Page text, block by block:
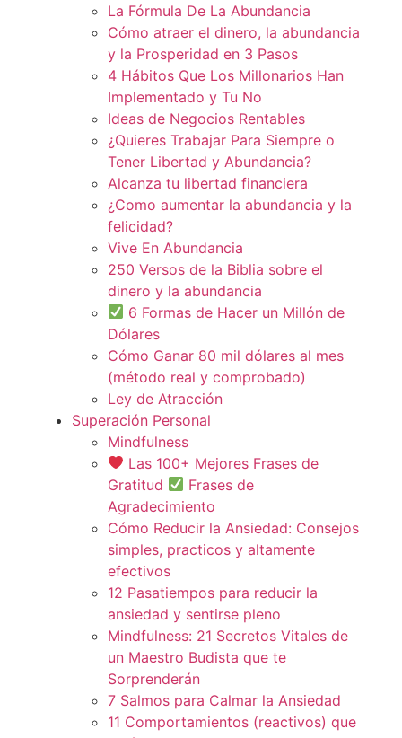
La Fórmula De La Abundancia
Cómo atraer el dinero, la abundancia
y la Prosperidad en 3 Pasos
4 Hábitos Que Los Millonarios Han
Implementado y Tu No
Ideas de Negocios Rentables
¿Quieres Trabajar Para Siempre o
Tener Libertad y Abundancia?
Alcanza tu libertad financiera
¿Como aumentar la abundancia y la
felicidad?
Vive En Abundancia
250 Versos de la Biblia sobre el
dinero y la abundancia
6 Formas de Hacer un Millón de
Dólares
Cómo Ganar 80 mil dólares al mes
(método real y comprobado)
Ley de Atracción
Superación Personal
Mindfulness
Las 100+ Mejores Frases de
Gratitud
Frases de
Agradecimiento
Cómo Reducir la Ansiedad: Consejos
simples, practicos y altamente
efectivos
12 Pasatiempos para reducir la
ansiedad y sentirse pleno
Mindfulness: 21 Secretos Vitales de
un Maestro Budista que te
Sorprenderán
7 Salmos para Calmar la Ansiedad
11 Comportamientos (reactivos) que